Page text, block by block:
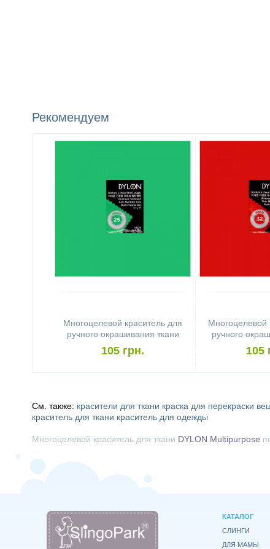
Рекомендуем
Многоцелевой краситель для
ручного окрашивания ткани
DYLON Multipurpose Emerald
105 грн.
Многоцелевой
ручного
DYLON 105
См. также: красители для ткани краска для перекраски
краситель для ткани краситель для одежды
Многоцелевой краситель для ткани DYLON Multipurpose
КАТАЛОГ
СЛИНГИ
ДЛЯ МАМЫ